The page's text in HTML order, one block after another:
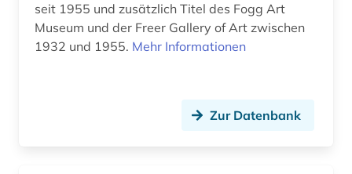
bild (1)
bildarchiv (4)
Mittelamerika (1)
Moldawien (1)
seit 1955 und zusätzlich Titel des Fogg Art
Museum und der Freer Gallery of Art zwischen
1932 und 1955. Mehr Informationen
Zur Datenbank